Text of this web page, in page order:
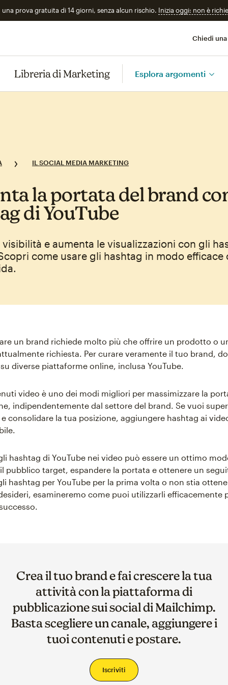
prova gratuita di 14 giorni, senza alcun rischio. Inizia oggi: non è
Chiedi
Libreria di Marketing Esplora argomenti
IL SOCIAL MEDIA MARKETING
la portata del brand
di YouTube
e aumenta le visualizzazioni con gli
come usare gli hashtag in modo efficace
un brand richiede molto più che offrire un prodotto o
richiesta. Per curare veramente il tuo brand,
diverse piattaforme online, inclusa YouTube.
video è uno dei modi migliori per massimizzare la
indipendentemente dal settore del brand. Se vuoi
consolidare la tua posizione, aggiungere hashtag ai
hashtag di YouTube nei video può essere un ottimo
pubblico target, espandere la portata e ottenere un
hashtag per YouTube per la prima volta o non stia
esamineremo come puoi utilizzarli efficacemente
Crea il tuo brand e fai crescere la tua
attività con la piattaforma di
pubblicazione sui social di Mailchimp.
Basta scegliere un canale, aggiungere i
tuoi contenuti e postare.
Iscriviti